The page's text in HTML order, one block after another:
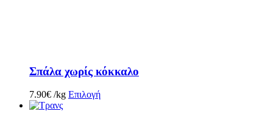
Σπάλα χωρίς κόκκαλο
7.90€ /kg Επιλογή